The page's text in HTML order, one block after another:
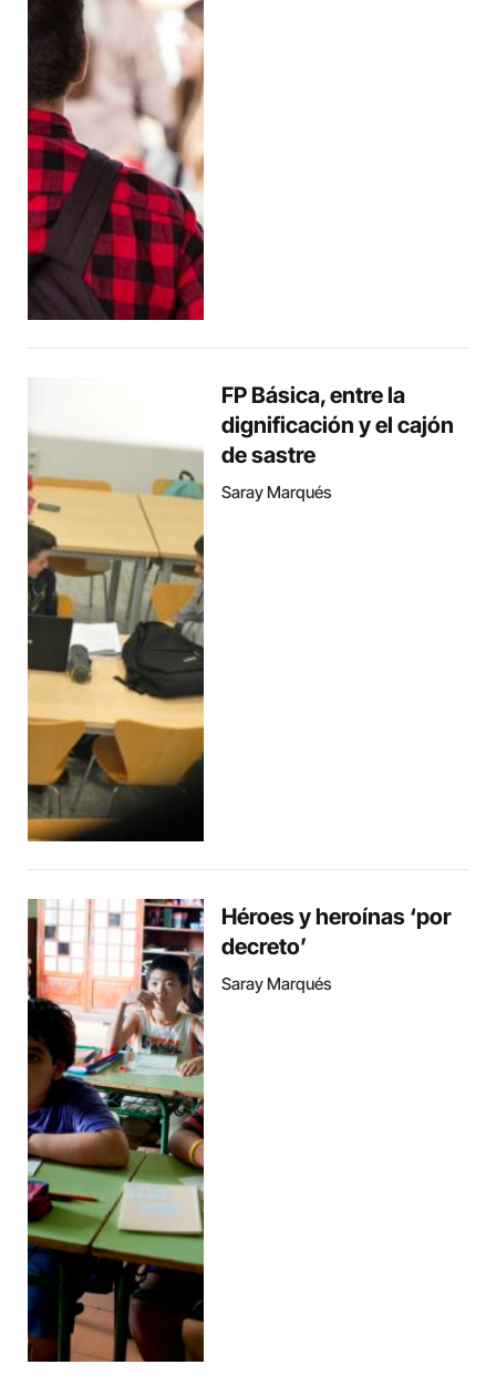
FP Básica, entre la
dignificación y el cajón
de sastre
Saray Marqués
Héroes y heroínas ‘por
decreto’
Saray Marqués